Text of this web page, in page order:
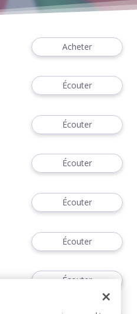
Acheter
Écouter
Écouter
Écouter
Écouter
Écouter
Écouter